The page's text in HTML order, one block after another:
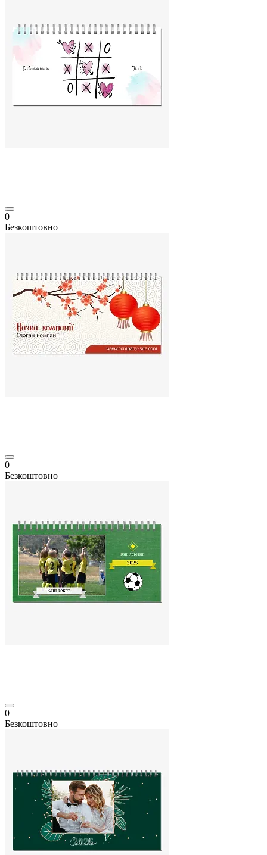
0
Безкоштовно
0
Безкоштовно
0
Безкоштовно